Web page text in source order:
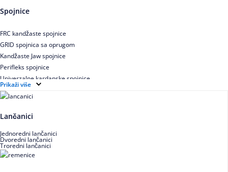
Uskoprofilno klinasto remenje spojeno
Uskoprofilno klinasto remenje XP extra power
Višekanalno remenje PJ,PK
Spojnice
FRC kandžaste spojnice
GRID spojnica sa oprugom
Kandžaste Jaw spojnice
Perifleks spojnice
Univerzalne kardanske spojnice
Zupčaste spojnice
Prikaži više
Lančanici
Jednoredni lančanici
Dvoredni lančanici
Troredni lančanici